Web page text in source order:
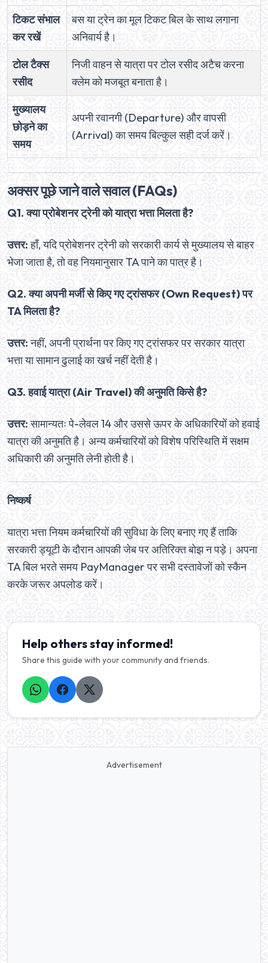
टिकट संभाल
कर रखें
बस या ट्रेन का मूल टिकट बिल के साथ लगाना
अनिवार्य है।
टोल टैक्स
रसीद
निजी वाहन से यात्रा पर टोल रसीद अटैच करना
क्लेम को मजबूत बनाता है।
मुख्यालय
छोड़ने का
समय
अपनी रवानगी (Departure) और वापसी
(Arrival) का समय बिल्कुल सही दर्ज करें।
अक्सर पूछे जाने वाले सवाल (FAQs)
Q1. क्या प्रोबेशनर ट्रेनी को यात्रा भत्ता मिलता है?
उत्तर:हाँ, यदि प्रोबेशनर ट्रेनी को सरकारी कार्य से मुख्यालय से बाहर
भेजा जाता है, तो वह नियमानुसार TA पाने का पात्र है।
Q2. क्या अपनी मर्जी से किए गए ट्रांसफर (Own Request) पर
TA मिलता है?
उत्तर:नहीं, अपनी प्रार्थना पर किए गए ट्रांसफर पर सरकार यात्रा
भत्ता या सामान ढुलाई का खर्च नहीं देती है।
Q3. हवाई यात्रा (Air Travel) की अनुमति किसे है?
उत्तर:सामान्यतः पे-लेवल 14 और उससे ऊपर के अधिकारियों को हवाई
यात्रा की अनुमति है। अन्य कर्मचारियों को विशेष परिस्थिति में सक्षम
अधिकारी की अनुमति लेनी होती है।
निष्कर्ष
यात्रा भत्ता नियम कर्मचारियों की सुविधा के लिए बनाए गए हैं ताकि
सरकारी ड्यूटी के दौरान आपकी जेब पर अतिरिक्त बोझ न पड़े। अपना
TA बिल भरते समय PayManager पर सभी दस्तावेजों को स्कैन
करके जरूर अपलोड करें।
Help others stay informed!
Share this guide with your community and friends.
Advertisement